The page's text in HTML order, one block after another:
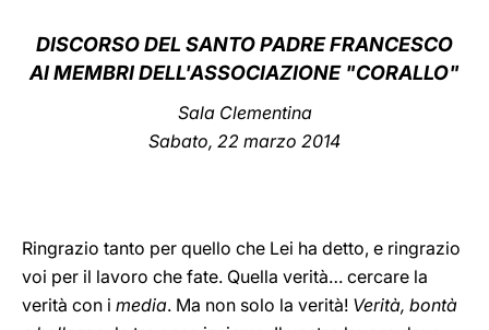
中文
DISCORSODEL SANTO PADRE FRANCESCO
AIMEMBRI DELL'ASSOCIAZIONE "CORALLO"
Sala Clementina
Sabato, 22 marzo 2014
Ringrazio tanto per quello che Lei ha detto, e ringrazio
voi per il lavoro che fate. Quella verità… cercare la
verità con i media. Ma non solo la verità! Verità, bontà